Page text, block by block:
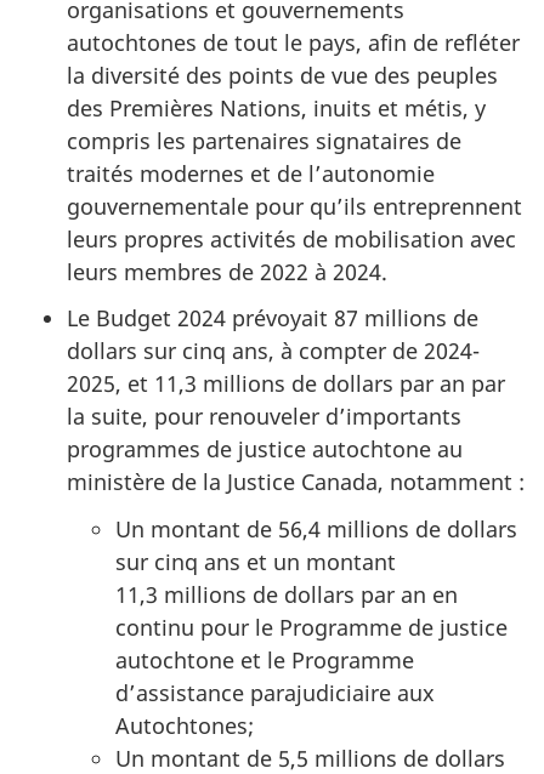
organisations et gouvernements
autochtones de tout le pays, afin de refléter
la diversité des points de vue des peuples
des Premières Nations, inuits et métis, y
compris les partenaires signataires de
traités modernes et de l’autonomie
gouvernementale pour qu’ils entreprennent
leurs propres activités de mobilisation avec
leurs membres de 2022 à 2024.
Le Budget 2024 prévoyait 87 millions de
dollars sur cinq ans, à compter de 2024-
2025, et 11,3 millions de dollars par an par
la suite, pour renouveler d’importants
programmes de justice autochtone au
ministère de la Justice Canada, notamment :
Un montant de 56,4 millions de dollars
sur cinq ans et un montant
11,3 millions de dollars par an en
continu pour le Programme de justice
autochtone et le Programme
d’assistance parajudiciaire aux
Autochtones;
Un montant de 5,5 millions de dollars